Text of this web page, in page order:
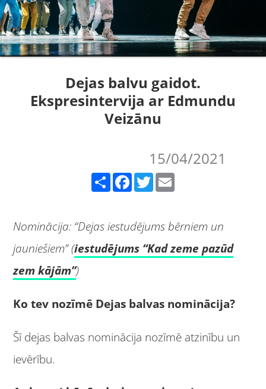
Dejas balvu gaidot.
Ekspresintervija ar Edmundu
Veizānu
15/04/2021
Facebook Twitter
Nominācija: “Dejas iestudējums bērniem un
jauniešiem” (iestudējums “Kad zeme pazūd
zem kājām”)
Ko tev nozīmē Dejas balvas nominācija?
Šī dejas balvas nominācija nozīmē atzinību un
ievērību.